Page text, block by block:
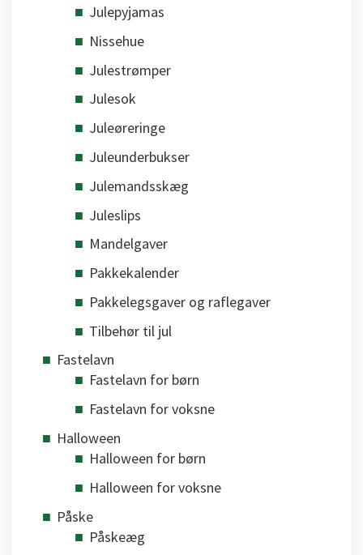
Julepyjamas
Nissehue
Julestrømper
Julesok
Juleøreringe
Juleunderbukser
Julemandsskæg
Juleslips
Mandelgaver
Pakkekalender
Pakkelegsgaver og raflegaver
Tilbehør til jul
Fastelavn
Fastelavn for børn
Fastelavn for voksne
Halloween
Halloween for børn
Halloween for voksne
Påske
Påskeæg